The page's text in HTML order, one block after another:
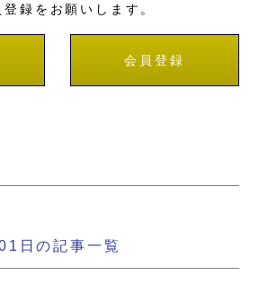
登録をお願いします。
会員登録
日の記事一覧